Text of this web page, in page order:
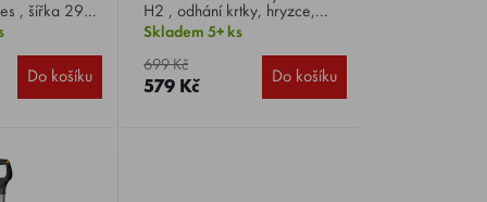
, šířka 29
vozu.
Do košíku
H2 , odhání krtky, hryzce,
polní myši a hraboše,
prostorů. Vydává
přelaďované, nepravidelně
dlouhé slyšitelné tóny s
Skladem 5+ ks
699 Kč
579 Kč Do košíku